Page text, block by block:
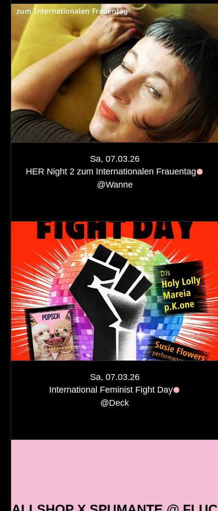
Sa, 07.03.26
HER Night 2 zum Internationalen Frauentag
@Wanne
Sa, 07.03.26
International Feminist Fight Day
@Deck